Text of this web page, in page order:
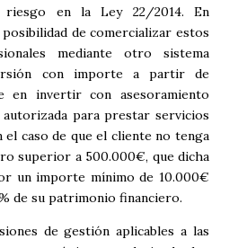
riesgo en la Ley 22/2014. En
de comercializar estos
mediante otro sistema
con importe a partir de
en invertir con asesoramiento
para prestar servicios
el caso de que el cliente no tenga
superior a 500.000€, que dicha
un importe mínimo de 10.000€
de su patrimonio financiero.
de gestión aplicables a las